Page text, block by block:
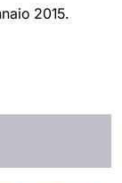
2015.